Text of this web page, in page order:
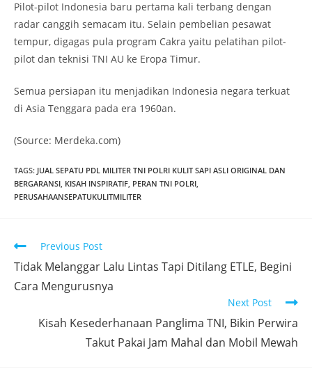
Pilot-pilot Indonesia baru pertama kali terbang dengan
radar canggih semacam itu. Selain pembelian pesawat
tempur, digagas pula program Cakra yaitu pelatihan pilot-
pilot dan teknisi TNI AU ke Eropa Timur.
Semua persiapan itu menjadikan Indonesia negara terkuat
di Asia Tenggara pada era 1960an.
(Source: Merdeka.com)
TAGS: JUAL SEPATU PDL MILITER TNI POLRI KULIT SAPI ASLI ORIGINAL DAN
BERGARANSI, KISAH INSPIRATIF, PERAN TNI POLRI,
PERUSAHAANSEPATUKULITMILITER
Read
more
articles
Previous Post
Tidak Melanggar Lalu Lintas Tapi Ditilang ETLE, Begini
Cara Mengurusnya
Next Post
Kisah Kesederhanaan Panglima TNI, Bikin Perwira
Takut Pakai Jam Mahal dan Mobil Mewah